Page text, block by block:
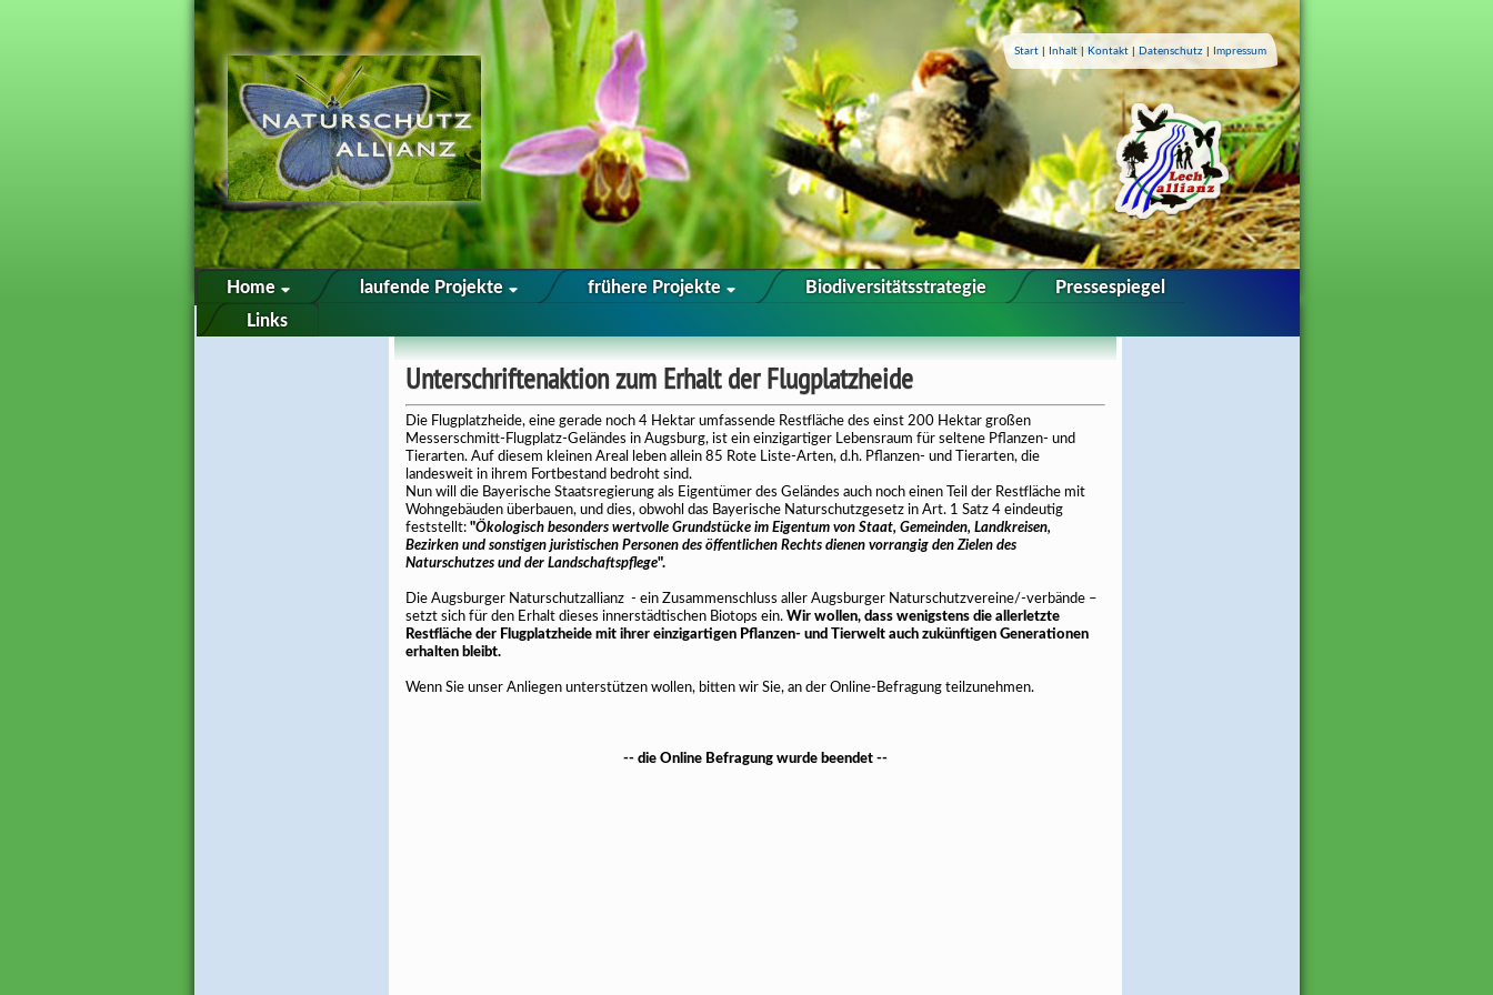
Start| Inhalt| Kontakt| Datenschutz| Impressum
Home laufende Projekte frühere Projekte Biodiversitätsstrategie
Pressespiegel
Links
Unterschriftenaktion zum Erhalt der Flugplatzheide
Die Flugplatzheide, eine gerade noch 4 Hektar umfassende Restfläche des einst 200 Hektar großen
Messerschmitt-Flugplatz-Geländes in Augsburg, ist ein einzigartiger Lebensraum für seltene Pflanzen- und
Tierarten. Auf diesem kleinen Areal leben allein 85 Rote Liste-Arten, d.h. Pflanzen- und Tierarten, die
landesweit in ihrem Fortbestand bedroht sind.
Nun will die Bayerische Staatsregierung als Eigentümer des Geländes auch noch einen Teil der Restfläche mit
Wohngebäuden überbauen, und dies, obwohl das Bayerische Naturschutzgesetz in Art. 1 Satz 4 eindeutig
feststellt: "Ökologisch besonders wertvolle Grundstücke im Eigentum von Staat, Gemeinden, Landkreisen,
Bezirken und sonstigen juristischen Personen des öffentlichen Rechts dienen vorrangig den Zielen des
Naturschutzes und der Landschaftspflege".
Die Augsburger Naturschutzallianz - ein Zusammenschluss aller Augsburger Naturschutzvereine/-verbände –
setzt sich für den Erhalt dieses innerstädtischen Biotops ein. Wir wollen, dass wenigstens die allerletzte
Restfläche der Flugplatzheide mit ihrer einzigartigen Pflanzen- und Tierwelt auch zukünftigen Generationen
erhalten bleibt.
Wenn Sie unser Anliegen unterstützen wollen, bitten wir Sie, an der Online-Befragung teilzunehmen.
-- die Online Befragung wurde beendet --